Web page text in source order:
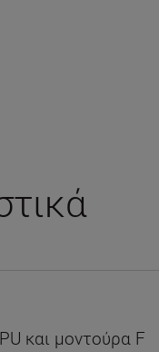
και μοντούρα F